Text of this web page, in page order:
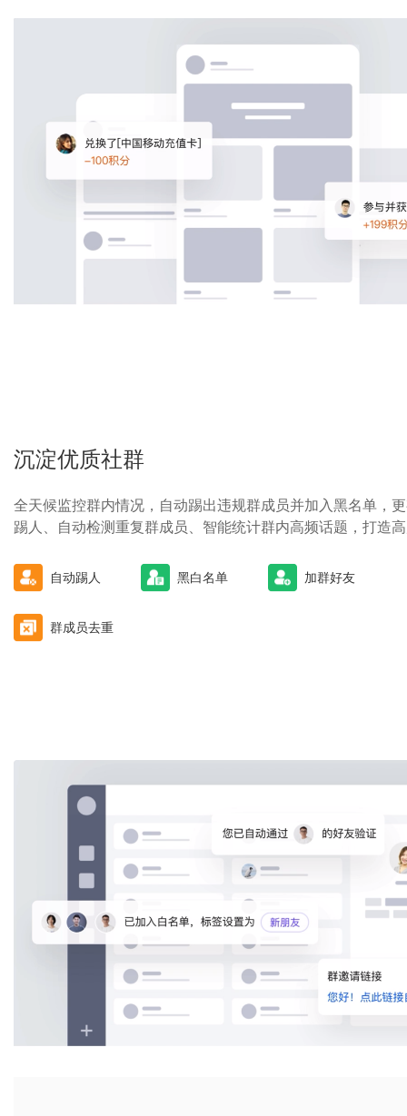
沉淀优质社群
全天候监控群内情况，自动踢出违规群成员并加入黑名单，
踢人、自动检测重复群成员、智能统计群内高频话题，打造
自动踢人 黑白名单 加群好友
群成员去重